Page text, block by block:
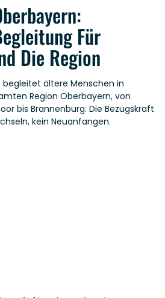
Für
Die Region
ältere Menschen in
Region Oberbayern, von
bis Brannenburg. Die Bezugskraft
kein Neuanfangen.